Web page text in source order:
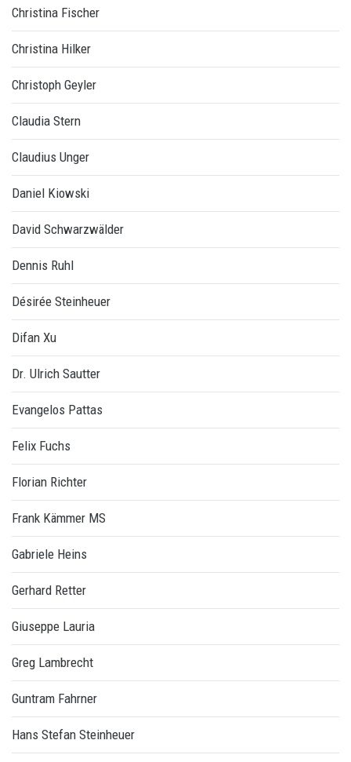
Christina Fischer
Christina Hilker
Christoph Geyler
Claudia Stern
Claudius Unger
Daniel Kiowski
David Schwarzwälder
Dennis Ruhl
Désirée Steinheuer
Difan Xu
Dr. Ulrich Sautter
Evangelos Pattas
Felix Fuchs
Florian Richter
Frank Kämmer MS
Gabriele Heins
Gerhard Retter
Giuseppe Lauria
Greg Lambrecht
Guntram Fahrner
Hans Stefan Steinheuer